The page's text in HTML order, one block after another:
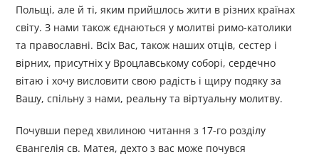
Польщі, але й ті, яким прийшлось жити в різних країнах
світу. З нами також єднаються у молитві римо-католики
та православні. Всіх Вас, також наших отців, сестер і
вірних, присутніх у Вроцлавському соборі, сердечно
вітаю і хочу висловити свою радість і щиру подяку за
Вашу, спільну з нами, реальну та віртуальну молитву.
Почувши перед хвилиною читання з 17-го розділу
Євангелія св. Матея, дехто з вас може почувся